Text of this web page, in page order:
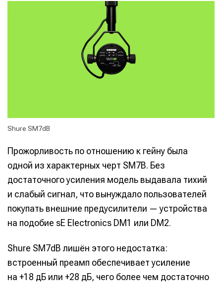
Shure SM7dB
Прожорливость по отношению к гейну была
одной из характерных черт SM7B. Без
достаточного усиления модель выдавала тихий
и слабый сигнал, что вынуждало пользователей
покупать внешние предусилители — устройства
на подобие sE Electronics DM1 или DM2.
Shure SM7dB лишён этого недостатка:
встроенный преамп обеспечивает усиление
на +18 дБ или +28 дБ, чего более чем достаточно